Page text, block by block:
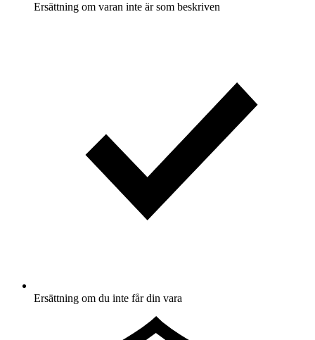
Ersättning om varan inte är som beskriven
Ersättning om du inte får din vara